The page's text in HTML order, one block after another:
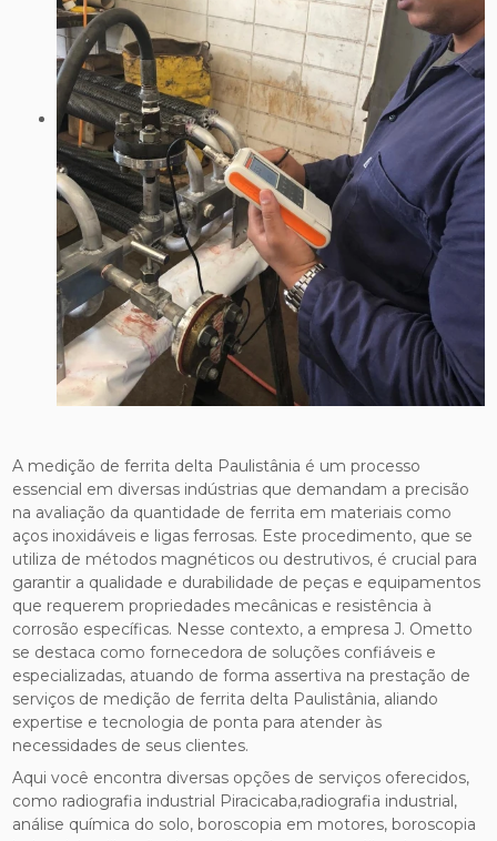
A medição de ferrita delta Paulistânia é um processo
essencial em diversas indústrias que demandam a precisão
na avaliação da quantidade de ferrita em materiais como
aços inoxidáveis e ligas ferrosas. Este procedimento, que se
utiliza de métodos magnéticos ou destrutivos, é crucial para
garantir a qualidade e durabilidade de peças e equipamentos
que requerem propriedades mecânicas e resistência à
corrosão específicas. Nesse contexto, a empresa J. Ometto
se destaca como fornecedora de soluções confiáveis e
especializadas, atuando de forma assertiva na prestação de
serviços de medição de ferrita delta Paulistânia, aliando
expertise e tecnologia de ponta para atender às
necessidades de seus clientes.
Aqui você encontra diversas opções de serviços oferecidos,
como radiografia industrial Piracicaba,radiografia industrial,
análise química do solo, boroscopia em motores, boroscopia